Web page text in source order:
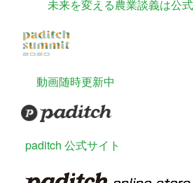
未来を変える農業談義は公式
動画随時更新中
paditch 公式サイト